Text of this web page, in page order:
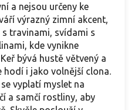
a nejsou určeny ke
výrazný zimní akcent,
travinami, svídami s
kde vynikne
bývá hustě větvený a
hodí i jako volnější clona.
vyplatí myslet na
a samčí rostliny, aby